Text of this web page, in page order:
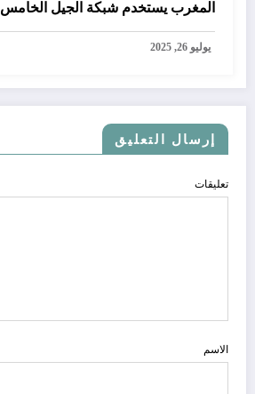
المغرب يستخدم شبكة الجيل الخامس 5G واخيرا
يوليو 26, 2025
إرسال التعليق
تعليقات
الاسم